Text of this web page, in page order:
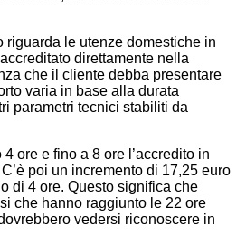
riguarda le utenze domestiche in
direttamente nella
che il cliente debba presentare
varia in base alla durata
parametri tecnici stabiliti da
ore e fino a 8 ore l’accredito in
poi un incremento di 17,25 euro
di 4 ore. Questo significa che
che hanno raggiunto le 22 ore
vedersi riconoscere in